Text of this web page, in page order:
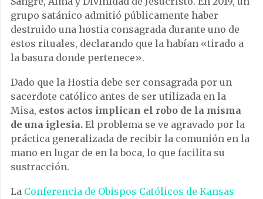
grupo satánico admitió públicamente haber
destruido una hostia consagrada durante uno de
estos rituales, declarando que la habían «tirado a
la basura donde pertenece».
Dado que la Hostia debe ser consagrada por un
sacerdote católico antes de ser utilizada en la
Misa, estos actos implican el robo de la misma
de una iglesia. El problema se ve agravado por la
práctica generalizada de recibir la comunión en la
mano en lugar de en la boca, lo que facilita su
sustracción.
La Conferencia de Obispos Católicos de Kansas